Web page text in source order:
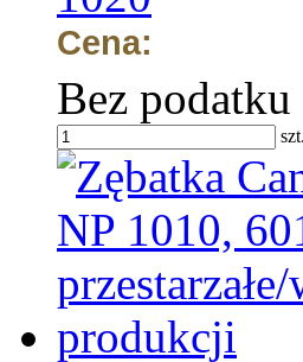
Cena:
Bez podatku
szt.